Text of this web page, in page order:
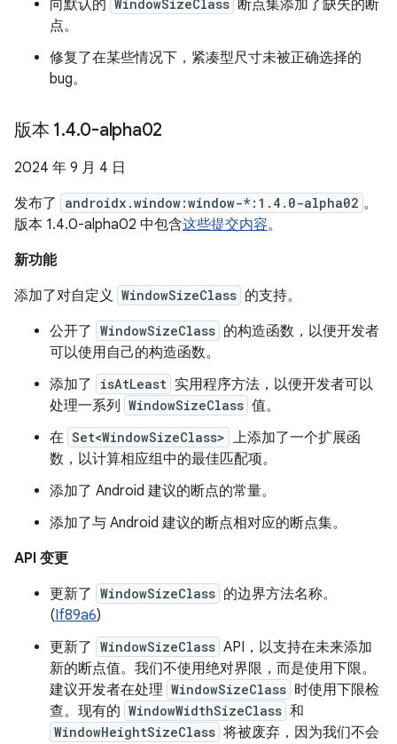
向默认的 WindowSizeClass 断点集添加了缺失的断
点。
修复了在某些情况下，紧凑型尺寸未被正确选择的
bug。
版本 1.4.0-alpha02
2024 年 9 月 4 日
发布了
androidx.window:window-*:1.4.0-alpha02 。
版本 1.4.0-alpha02 中包含这些提交内容。
新功能
添加了对自定义 WindowSizeClass 的支持。
公开了 WindowSizeClass 的构造函数，以便开发者
可以使用自己的构造函数。
添加了
isAtLeast 实用程序方法，以便开发者可以
处理一系列 WindowSizeClass 值。
在 Set<WindowSizeClass> 上添加了一个扩展函
数，以计算相应组中的最佳匹配项。
添加了 Android 建议的断点的常量。
添加了与 Android 建议的断点相对应的断点集。
API 变更
更新了 WindowSizeClass 的边界方法名称。
(If89a6)
更新了 WindowSizeClass API，以支持在未来添加
新的断点值。我们不使用绝对界限，而是使用下限。
建议开发者在处理 WindowSizeClass 时使用下限检
查。现有的 WindowWidthSizeClass 和
WindowHeightSizeClass 将被废弃，因为我们不会